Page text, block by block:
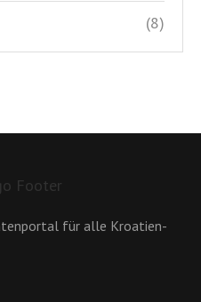
(8)
für alle Kroatien-